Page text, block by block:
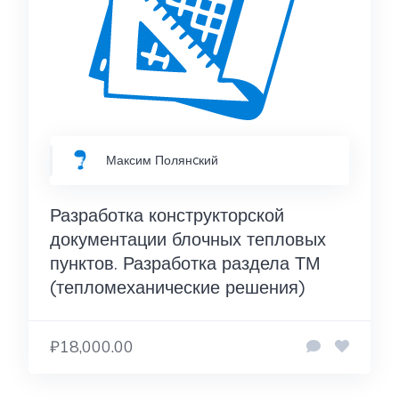
Максим Полянcкий
Разработка конструкторской
документации блочных тепловых
пунктов. Разработка раздела ТМ
(тепломеханические решения)
₽18,000.00